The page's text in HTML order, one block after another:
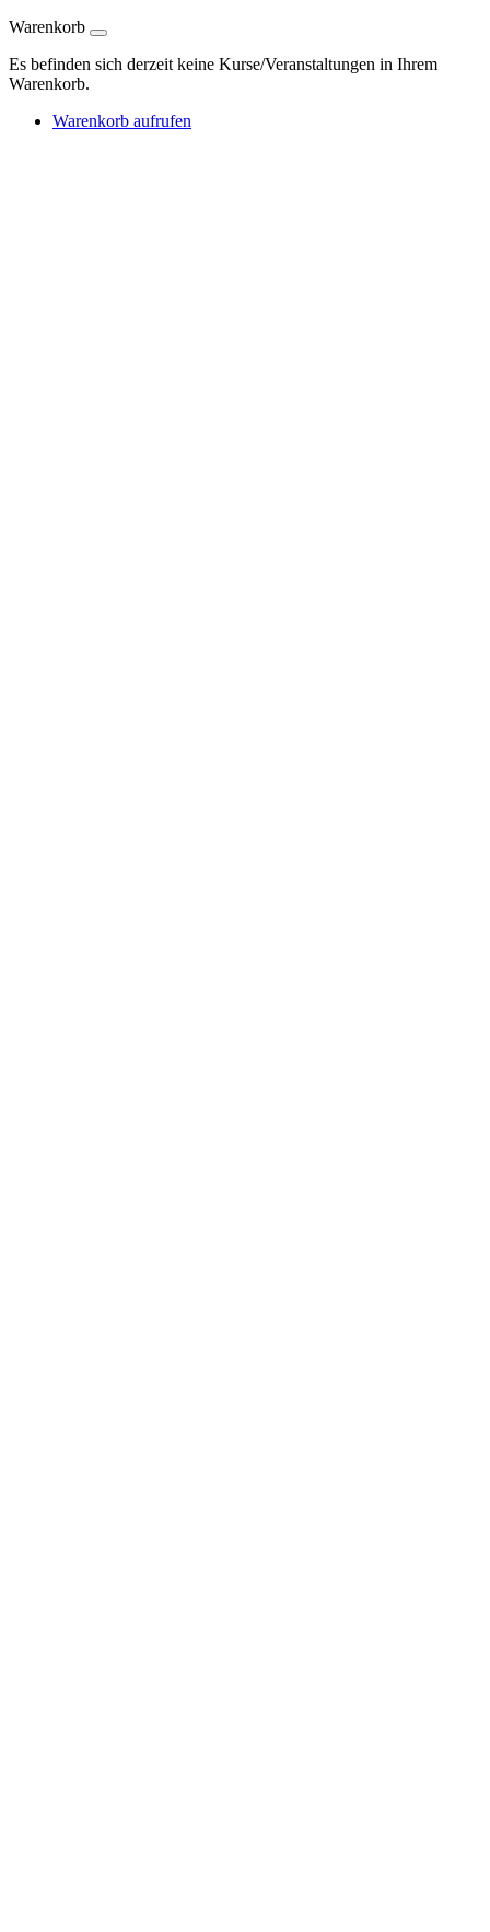
Warenkorb
Es befinden sich derzeit keine Kurse/Veranstaltungen in Ihrem
Warenkorb.
Warenkorb aufrufen